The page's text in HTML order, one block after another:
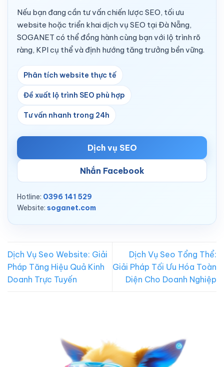
Nếu bạn đang cần tư vấn chiến lược SEO, tối ưu
website hoặc triển khai dịch vụ SEO tại Đà Nẵng,
SOGANET có thể đồng hành cùng bạn với lộ trình rõ
ràng, KPI cụ thể và định hướng tăng trưởng bền vững.
Phân tích website thực tế
Đề xuất lộ trình SEO phù hợp
Tư vấn nhanh trong 24h
Dịch vụ SEO
Nhắn Facebook
Hotline: 0396 141 529
Website: soganet.com
Dịch Vụ Seo Website: Giải
Pháp Tăng Hiệu Quả Kinh
Doanh Trực Tuyến
Dịch Vụ Seo Tổng Thể:
Giải Pháp Tối Ưu Hóa Toàn
Diện Cho Doanh Nghiệp